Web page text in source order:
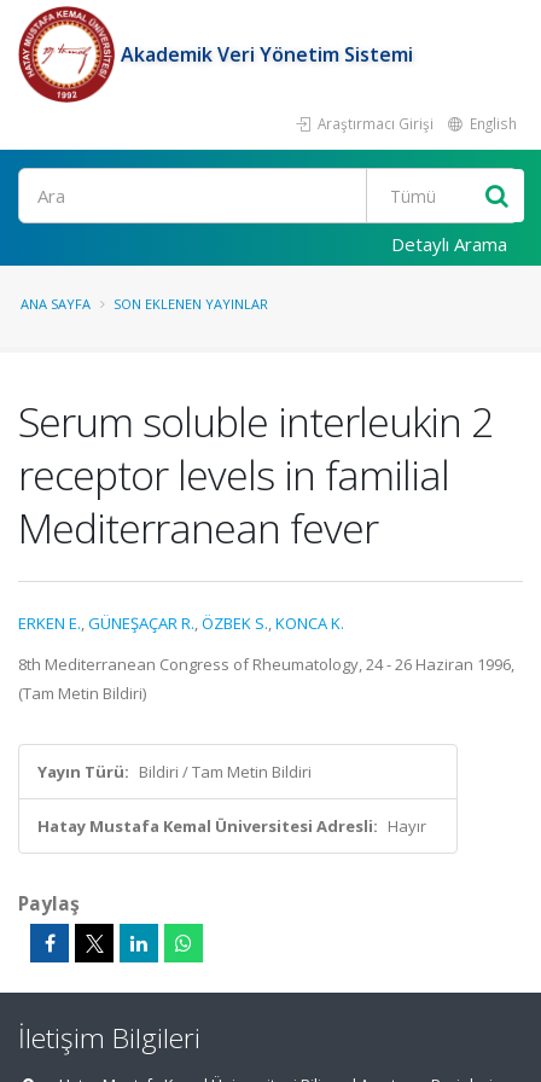
Akademik Veri Yönetim Sistemi
Araştırmacı Girişi English
Ara
Detaylı Arama
ANA SAYFA SON EKLENEN YAYINLAR
Serum soluble interleukin 2
receptor levels in familial
Mediterranean fever
ERKEN E.,GÜNEŞAÇAR R.,ÖZBEK S.,KONCA K.
8th Mediterranean Congress of Rheumatology, 24 - 26 Haziran 1996,
(Tam Metin Bildiri)
Yayın Türü: Bildiri / Tam Metin Bildiri
Hatay Mustafa Kemal Üniversitesi Adresli: Hayır
Paylaş
İletişim Bilgileri